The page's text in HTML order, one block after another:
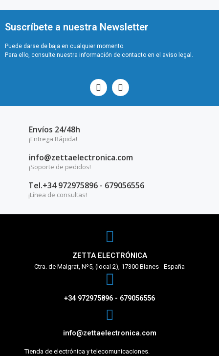
Suscríbete a nuestra Newsletter
Puede darse de baja en cualquier momento.
Para ello, consulte nuestra información de contacto en el aviso legal.
Envíos 24/48h
¡Entrega Rápida!
info@zettaelectronica.com
¡Soporte de pedidos!
Tel.+34 972975896 - 679056556
¡Línea de consultas!
ZETTA ELECTRÓNICA
Ctra. de Malgrat, Nº5, (local 2), 17300 Blanes - España
+34 972975896 - 679056556
info@zettaelectronica.com
Tienda de electrónica y telecomunicaciones.